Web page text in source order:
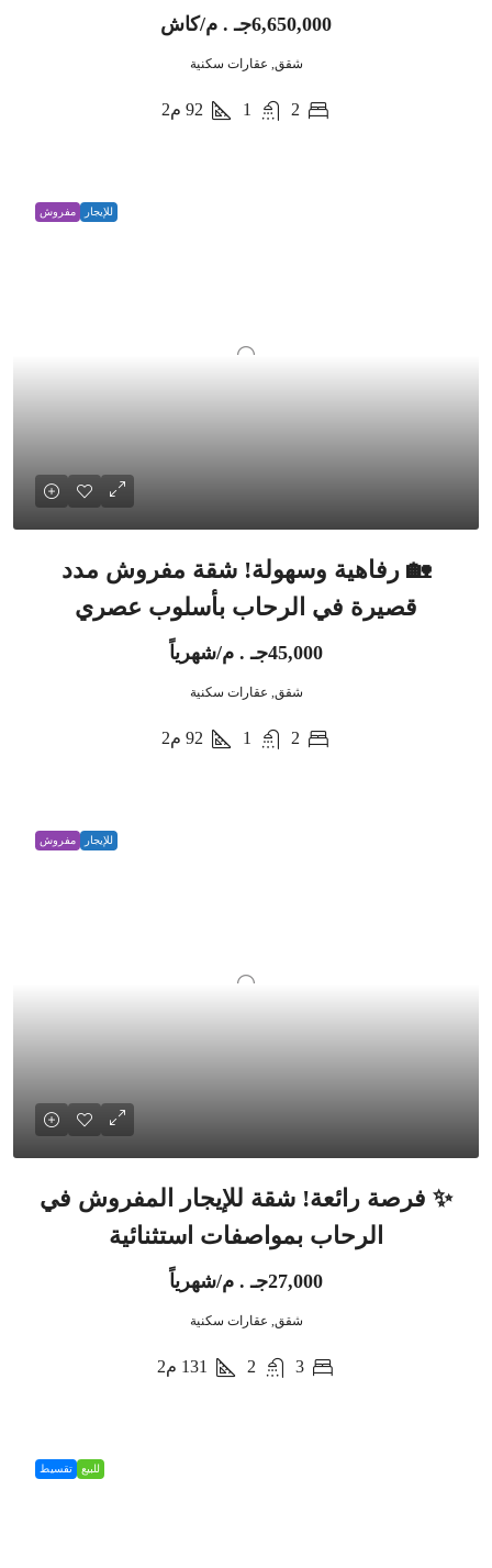
6,650,000جـ . م/كاش
شقق, عقارات سكنية
2
1
92 م2
للإيجار مفروش
🏡 رفاهية وسهولة! شقة مفروش مدد
قصيرة في الرحاب بأسلوب عصري
45,000جـ . م/شهرياً
شقق, عقارات سكنية
2
1
92 م2
للإيجار مفروش
✨ فرصة رائعة! شقة للإيجار المفروش في
الرحاب بمواصفات استثنائية
27,000جـ . م/شهرياً
شقق, عقارات سكنية
3
2
131 م2
للبيع تقسيط